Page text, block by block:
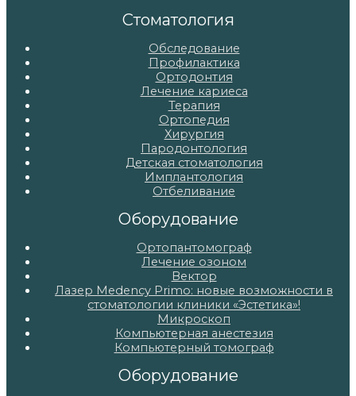
Стоматология
Обследование
Профилактика
Ортодонтия
Лечение кариеса
Терапия
Ортопедия
Хирургия
Пародонтология
Детская стоматология
Имплантология
Отбеливание
Оборудование
Ортопантомограф
Лечение озоном
Вектор
Лазер Medency Primo: новые возможности в
стоматологии клиники «Эстетика»!
Микроскоп
Компьютерная анестезия
Компьютерный томограф
Оборудование